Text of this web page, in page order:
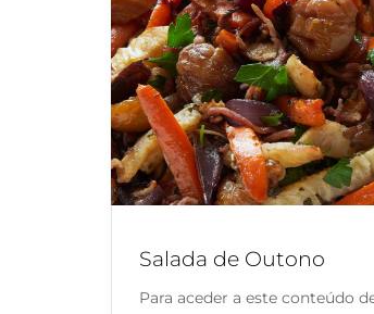
Salada de Outono
Para aceder a este conteúdo